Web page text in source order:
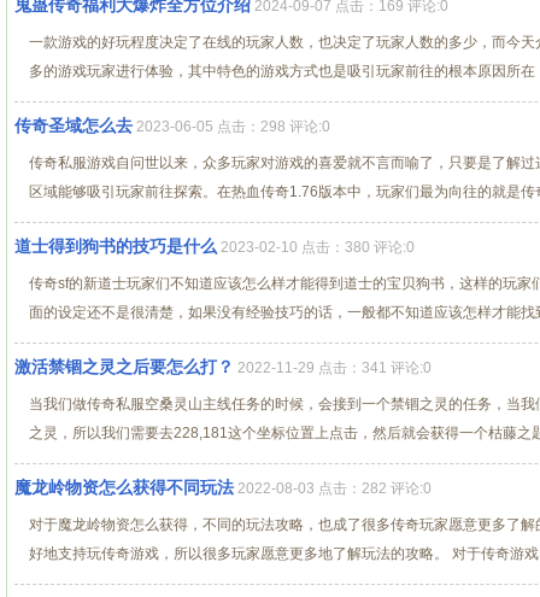
鬼蛊传奇福利大爆炸全方位介绍 2024-09-07 点击：169 评论:0
一款游戏的好玩程度决定了在线的玩家人数，也决定了玩家人数的多少，而今
多的游戏玩家进行体验，其中特色的游戏方式也是吸引玩家前往的根本原因所在
传奇圣域怎么去 2023-06-05 点击：298 评论:0
传奇私服游戏自问世以来，众多玩家对游戏的喜爱就不言而喻了，只要是了解
区域能够吸引玩家前往探索。在热血传奇1.76版本中，玩家们最为向往的就是传
道士得到狗书的技巧是什么 2023-02-10 点击：380 评论:0
传奇sf的新道士玩家们不知道应该怎么样才能得到道士的宝贝狗书，这样的玩家
面的设定还不是很清楚，如果没有经验技巧的话，一般都不知道应该怎样才能找
激活禁锢之灵之后要怎么打？ 2022-11-29 点击：341 评论:0
当我们做传奇私服空桑灵山主线任务的时候，会接到一个禁锢之灵的任务，当
之灵，所以我们需要去228,181这个坐标位置上点击，然后就会获得一个枯藤之
魔龙岭物资怎么获得不同玩法 2022-08-03 点击：282 评论:0
对于魔龙岭物资怎么获得，不同的玩法攻略，也成了很多传奇玩家愿意更多了
好地支持玩传奇游戏，所以很多玩家愿意更多地了解玩法的攻略。 对于传奇游